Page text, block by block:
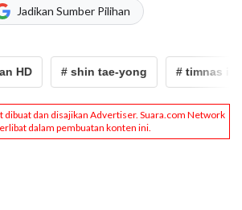
Jadikan Sumber Pilihan
HD # shin tae-yong # timnas